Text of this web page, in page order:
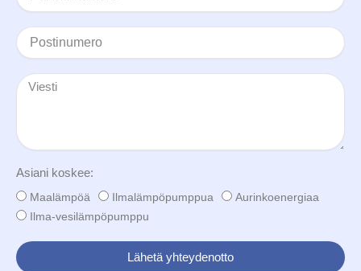
Asiani koskee:
Maalämpöä
Ilmalämpöpumppua
Aurinkoenergiaa
Ilma-vesilämpöpumppu
Lähetä yhteydenotto